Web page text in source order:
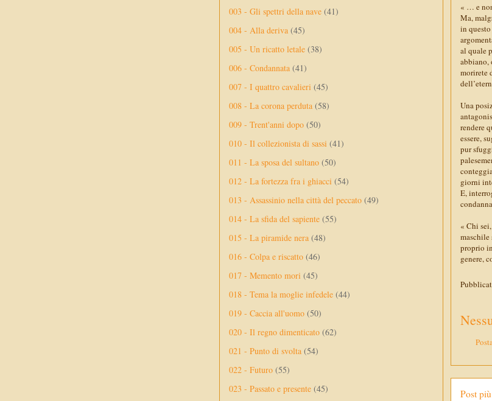
« … e
Ma,
in
al quale
abbiano,
morirete
Una
rendere
essere,
pur
giorni
E,
« Chi
maschile
proprio
genere,
Post
003 - Gli spettri della nave (41)
004 - Alla deriva (45)
005 - Un ricatto letale (38)
006 - Condannata (41)
007 - I quattro cavalieri (45)
008 - La corona perduta (58)
009 - Trent'anni dopo (50)
010 - Il collezionista di sassi (41)
011 - La sposa del sultano (50)
012 - La fortezza fra i ghiacci (54)
013 - Assassinio nella città del peccato (49)
014 - La sfida del sapiente (55)
015 - La piramide nera (48)
016 - Colpa e riscatto (46)
017 - Memento mori (45)
018 - Tema la moglie infedele (44)
019 - Caccia all'uomo (50)
020 - Il regno dimenticato (62)
021 - Punto di svolta (54)
022 - Futuro (55)
023 - Passato e presente (45)